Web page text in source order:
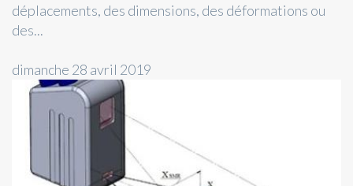
déplacements, des dimensions, des déformations ou
des...
dimanche 28 avril 2019